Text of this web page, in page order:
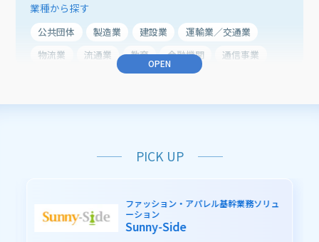
業種から探す
公共団体 製造業 建設業
運輸業／交通業
物流業
流通業 教育 金融機関
通信事業
医療・ヘルスケア 業種共通
CRM（顧客接点力強化）
ERP（総合業務）
職員サービスの向上
業務の品質改善
医療業務の改善
OPEN
PICK UP
ファッション・アパレル基幹業務ソリュ
ーション
Sunny-Side